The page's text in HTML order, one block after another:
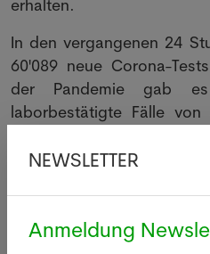
erhalten.
In den vergangenen 24
60'089 neue Corona-
der Pandemie gab es
laborbestätigte Fälle
behandelt werden und
Zurzeit befinden sich
in Isolation, die
NEWSLETTER
Anmeldung